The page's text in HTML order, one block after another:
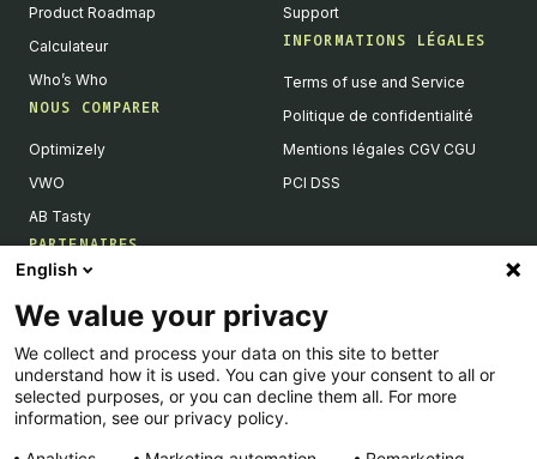
Product Roadmap
Calculateur
Who’s Who
NOUS COMPARER
Optimizely
VWO
AB Tasty
PARTENAIRES
Devenir partenaires
Liste de nos intégrations
Agences Partenaires
Support
INFORMATIONS LÉGALES
Terms of use and Service
Politique de confidentialité
Mentions légales CGV CGU
PCI DSS
English
We value your privacy
We collect and process your data on this site to better
understand how it is used. You can give your consent to all or
selected purposes, or you can decline them all. For more
information, see our privacy policy.